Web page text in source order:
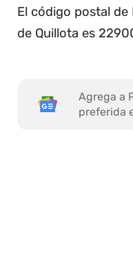
El código postal de
de Quillota es
Agrega a
preferida